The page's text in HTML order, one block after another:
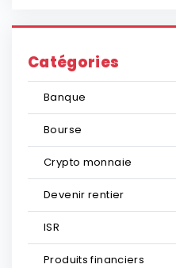
Catégories
Banque
Bourse
Crypto monnaie
Devenir rentier
ISR
Produits financiers